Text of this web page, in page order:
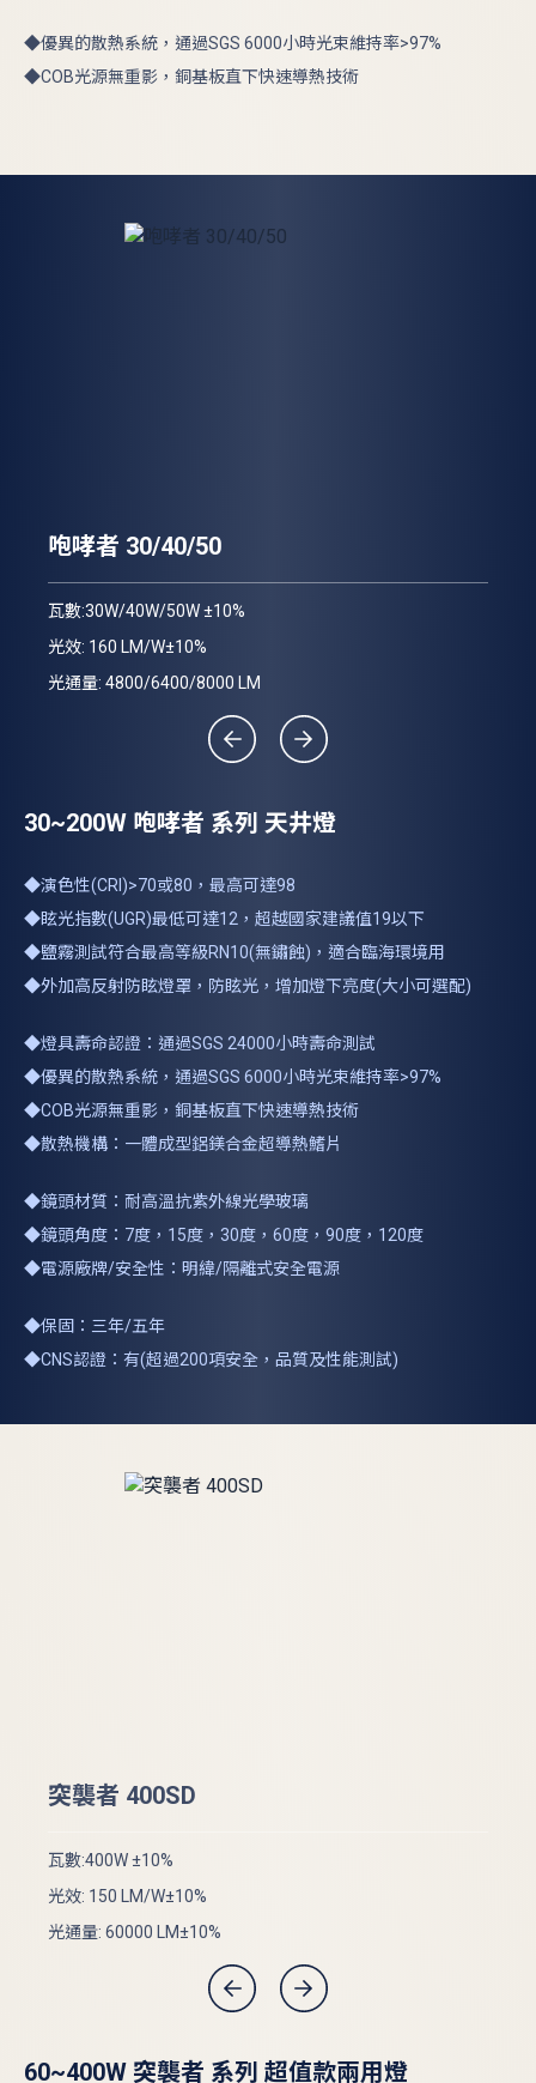
◆優異的散熱系統，通過SGS 6000小時光束維持率>97%
◆COB光源無重影，銅基板直下快速導熱技術
咆哮者 30/40/50
瓦數:30W/40W/50W ±10%
光效: 160 LM/W±10%
光通量: 4800/6400/8000 LM
30~200W 咆哮者 系列 天井燈
◆演色性(CRI)>70或80，最高可達98
◆眩光指數(UGR)最低可達12，超越國家建議值19以下
◆鹽霧測試符合最高等級RN10(無鏽蝕)，適合臨海環境用
◆外加高反射防眩燈罩，防眩光，增加燈下亮度(大小可選配)
◆燈具壽命認證：通過SGS 24000小時壽命測試
◆優異的散熱系統，通過SGS 6000小時光束維持率>97%
◆COB光源無重影，銅基板直下快速導熱技術
◆散熱機構：一體成型鋁鎂合金超導熱鰭片
◆鏡頭材質：耐高溫抗紫外線光學玻璃
◆鏡頭角度：7度，15度，30度，60度，90度，120度
◆電源廠牌/安全性：明緯/隔離式安全電源
◆保固：三年/五年
◆CNS認證：有(超過200項安全，品質及性能測試)
突襲者 400SD
瓦數:400W ±10%
光效: 150 LM/W±10%
光通量: 60000 LM±10%
60~400W 突襲者 系列 超值款兩用燈